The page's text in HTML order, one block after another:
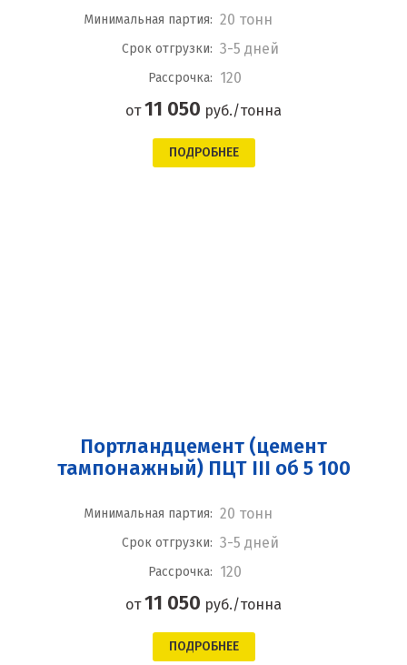
Минимальная партия: 20 тонн
Срок отгрузки: 3-5 дней
Рассрочка: 120
от11 050 руб./тонна
ПОДРОБНЕЕ
Портландцемент (цемент
тампонажный) ПЦТ III об 5 100
Минимальная партия: 20 тонн
Срок отгрузки: 3-5 дней
Рассрочка: 120
от11 050 руб./тонна
ПОДРОБНЕЕ